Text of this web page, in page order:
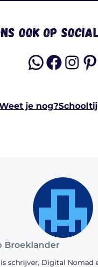
ook op
je nog?
Broeklander
schrijver, Digital Nomad